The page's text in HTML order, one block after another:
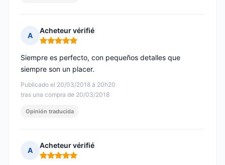
A
Acheteur vérifié
Nota: 5 de 5
Publicado el 20/03/2018 à 20h20
tras una compra de 20/03/2018
Siempre es perfecto, con pequeños detalles que
siempre son un placer.
Opinión traducida
A
Acheteur vérifié
Nota: 5 de 5